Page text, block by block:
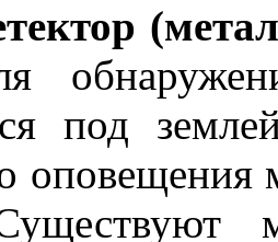
под
оповещения